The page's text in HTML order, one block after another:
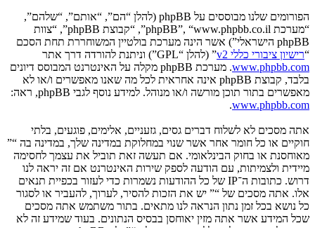
הפורומים שלנו מבוססים על phpBB (להלן “הם”, “אותם”, “שלהם”,
“מערכת phpBB”, “www.phpbb.co.il”, “קבוצת phpBB”, “צוות
phpBB הישראלי”) אשר הינה מערכת בולטיין המשוחררת תחת הסכם
“רישיון ציבורי כללי v2
” (להלן “GPL”) וניתנת להורדה דרך אתר
www.phpbb.com
. מערכת phpBB מקלה על האינטרנט המבוסס דיונים
בלבד, קבוצת phpBB אינה אחראית לכל מה שאנו מאפשרים ו/או לא
מאפשרים בתור תוכן מורשה ו/או מנוהל. למידע נוסף לגבי phpBB, ראה:
www.phpbb.com
.
אתה מסכים לא לשלוח דברים גסים, גזעניים, אלימים, פוגעים, בלתי
חוקיים או כל חומר אחר אשר שנוי במחלוקת במדינה שלך, במדינה בה “”
מאוחסנת או בחוק הבינלאומי. אם תעשה זאת תוביל את עצמך לחסימה
מיידית ולצמיתות, עם הודעה לספק שירות האינטרנט אם זה יראה לנו
דרוש. כתובות ה־IP של כל ההודעות נשמרות כדי לעזור בכפיית תנאים
אלו. אתה מסכים של “” יש את הזכות להסיר, לערוך, להעביר או לסגור
כל נושא בכל זמן נתון הנראה לנו מתאים. בתור משתמש אתה מסכים
שכל המידע אשר אתה מזין יאוחסן בבסיס הנתונים. בעוד שמידע זה לא